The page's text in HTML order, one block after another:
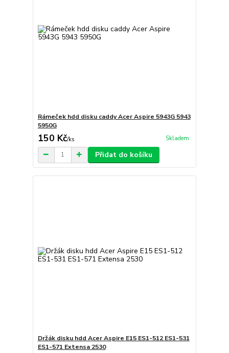
Rámeček hdd disku caddy Acer Aspire 5943G 5943
5950G
150 Kč/ks Skladem
Přidat do košíku
Držák disku hdd Acer Aspire E15 ES1-512 ES1-531
ES1-571 Extensa 2530